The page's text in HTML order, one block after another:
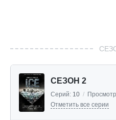
СЕЗОН 2
Серий: 10 /
Отметить все серии